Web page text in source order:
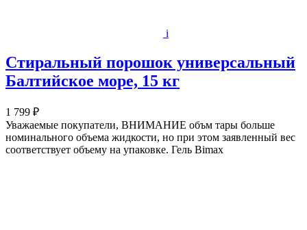
i
Стиральный порошок универсальный
Балтийское море, 15 кг
1 799 ₽
Уважаемые покупатели, ВНИМАНИЕ объм тары больше
номинального объема жидкости, но при этом заявленный вес
соответствует объему на упаковке. Гель Bimax